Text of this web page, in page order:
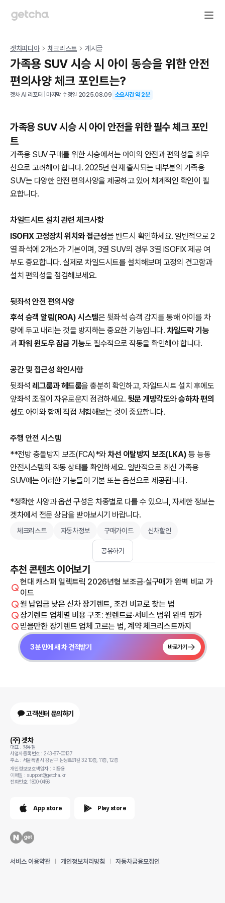
겟차피디아 체크리스트 게시글
가족용 SUV 시승 시 아이 동승을 위한 안전
편의사양 체크 포인트는?
겟차 AI 리포터 마지막 수정일 2025.08.09 소요시간 약2분
가족용 SUV 시승 시 아이 안전을 위한 필수 체크 포인
트
가족용 SUV 구매를 위한 시승에서는 아이의 안전과 편의성을 최우
선으로 고려해야 합니다. 2025년 현재 출시되는 대부분의 가족용
SUV는 다양한 안전 편의사양을 제공하고 있어 체계적인 확인이 필
요합니다.
차일드시트 설치 관련 체크사항
ISOFIX 고정장치 위치와 접근성을 반드시 확인하세요. 일반적으로 2
열 좌석에 2개소가 기본이며, 3열 SUV의 경우 3열 ISOFIX 제공 여
부도 중요합니다. 실제로 차일드시트를 설치해보며 고정의 견고함과
설치 편의성을 점검해보세요.
뒷좌석 안전 편의사양
후석 승객 알림(ROA) 시스템은 뒷좌석 승객 감지를 통해 아이를 차
량에 두고 내리는 것을 방지하는 중요한 기능입니다. 차일드락 기능
과파워 윈도우 잠금 기능도 필수적으로 작동을 확인해야 합니다.
공간 및 접근성 확인사항
뒷좌석 레그룸과 헤드룸을 충분히 확인하고, 차일드시트 설치 후에도
앞좌석 조절이 자유로운지 점검하세요. 뒷문 개방각도와승하차 편의
성도 아이와 함께 직접 체험해보는 것이 중요합니다.
주행 안전 시스템
**전방 충돌방지 보조(FCA)*와차선 이탈방지 보조(LKA) 등 능동
안전시스템의 작동 상태를 확인하세요. 일반적으로 최신 가족용
SUV에는 이러한 기능들이 기본 또는 옵션으로 제공됩니다.
*정확한 사양과 옵션 구성은 차종별로 다를 수 있으니, 자세한 정보는
겟차에서 전문 상담을 받아보시기 바랍니다.
체크리스트 자동차정보 구매가이드 신차할인
공유하기
추천 콘텐츠 이어보기
현대 캐스퍼 일렉트릭 2026년형 보조금·실구매가 완벽 비교 가
이드
월 납입금 낮은 신차 장기렌트, 조건 비교로 찾는 법
장기렌트 업체별 비용 구조: 월렌트료·서비스 범위 완벽 평가
믿을만한 장기렌트 업체 고르는 법, 계약 체크리스트까지
3분 만에 새 차 견적받기 바로가기
고객센터 문의하기
(주) 겟차
대표 : 정유철
사업자등록번호 : 243-87-00137
주소 : 서울특별시 강남구 삼성로91길 32 10층, 11층, 12층
개인정보보호책임자 : 이동용
이메일 : support@getcha.kr
전화번호: 1800-0456
App store Play store
서비스 이용약관 개인정보처리방침 자동차금융모집인